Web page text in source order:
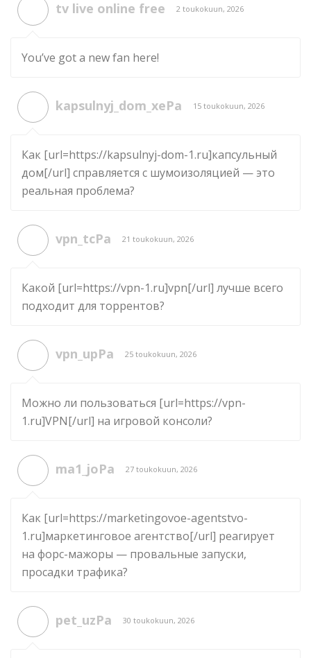
tv live online free 2 toukokuun, 2026
You’ve got a new fan here!
kapsulnyj_dom_xePa 15 toukokuun, 2026
Как [url=https://kapsulnyj-dom-1.ru]капсульный
дом[/url] справляется с шумоизоляцией — это
реальная проблема?
vpn_tcPa 21 toukokuun, 2026
Какой [url=https://vpn-1.ru]vpn[/url] лучше всего
подходит для торрентов?
vpn_upPa 25 toukokuun, 2026
Можно ли пользоваться [url=https://vpn-
1.ru]VPN[/url] на игровой консоли?
ma1_joPa 27 toukokuun, 2026
Как [url=https://marketingovoe-agentstvo-
1.ru]маркетинговое агентство[/url] реагирует
на форс-мажоры — провальные запуски,
просадки трафика?
pet_uzPa 30 toukokuun, 2026